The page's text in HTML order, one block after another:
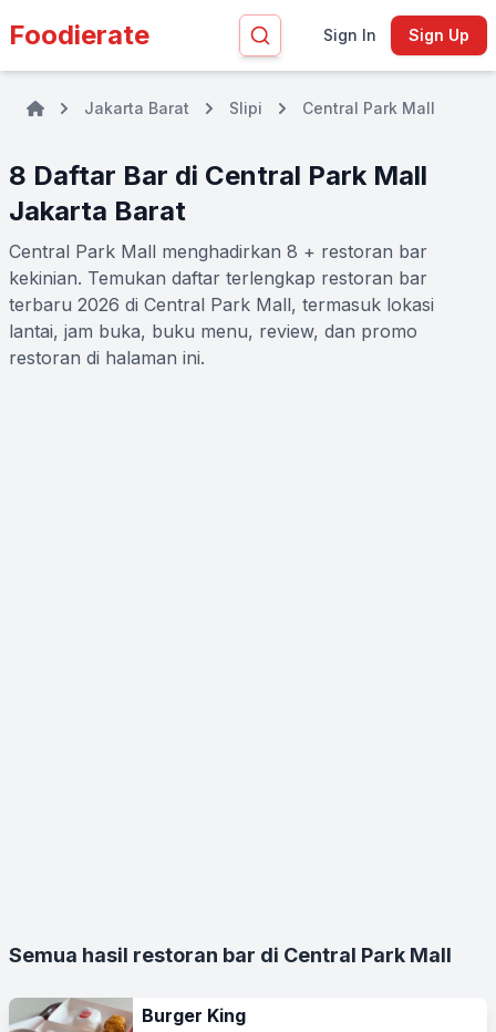
Foodierate Sign In Sign Up
Jakarta Barat Slipi Central Park Mall
8 Daftar Bar di Central Park Mall
Jakarta Barat
Central Park Mall menghadirkan 8 + restoran bar
kekinian. Temukan daftar terlengkap restoran bar
terbaru 2026 di Central Park Mall, termasuk lokasi
lantai, jam buka, buku menu, review, dan promo
restoran di halaman ini.
Semua hasil restoran bar di Central Park Mall
Burger King